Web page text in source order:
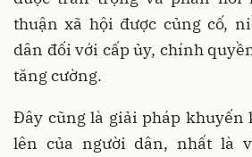
thuận xã hội được củng cố,
dân đối với cấp ủy, chính
tăng cường.
Đây cũng là giải pháp khuyến
lên của người dân, nhất là